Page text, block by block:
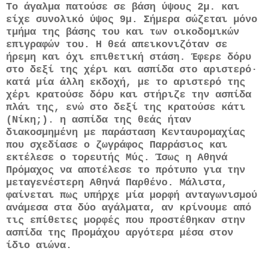
Το άγαλμα πατούσε σε βάση ύψους 2μ. και
είχε συνολικό ύψος 9μ. Σήμερα σώζεται μόνο
τμήμα της βάσης του και των οικοδομικών
επιγραφών του. Η θεά απεικονιζόταν σε
ήρεμη και όχι επιθετική στάση. Έφερε δόρυ
στο δεξί της χέρι και ασπίδα στο αριστερό·
κατά μία άλλη εκδοχή, με το αριστερό της
χέρι κρατούσε δόρυ και στήριζε την ασπίδα
πλάι της, ενώ στο δεξί της κρατούσε κάτι
(Νίκη;). η ασπίδα της θεάς ήταν
διακοσμημένη με παράσταση Κενταυρομαχίας
που σχεδίασε ο ζωγράφος Παρράσιος και
εκτέλεσε ο τορευτής Μύς. Ίσως η Αθηνά
Πρόμαχος να αποτέλεσε το πρότυπο για την
μεταγενέστερη Αθηνά Παρθένο. Μάλιστα,
φαίνεται πως υπήρχε μία μορφή ανταγωνισμού
ανάμεσα στα δύο αγάλματα, αν κρίνουμε από
τις επίθετες μορφές που προστέθηκαν στην
ασπίδα της Προμάχου αργότερα μέσα στον
ίδιο αιώνα.